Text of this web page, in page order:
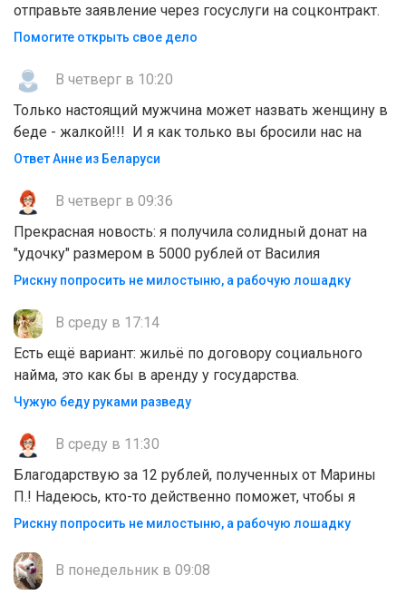
отправьте заявление через госуслуги на соцконтракт.
Помогите открыть свое дело
В четверг в 10:20
Только настоящий мужчина может назвать женщину в
беде - жалкой!!! И я как только вы бросили нас на
Ответ Анне из Беларуси
В четверг в 09:36
Прекрасная новость: я получила солидный донат на
"удочку" размером в 5000 рублей от Василия
Рискну попросить не милостыню, а рабочую лошадку
В среду в 17:14
Есть ещё вариант: жильё по договору социального
найма, это как бы в аренду у государства.
Чужую беду руками разведу
В среду в 11:30
Благодарствую за 12 рублей, полученных от Марины
П.! Надеюсь, кто-то действенно поможет, чтобы я
Рискну попросить не милостыню, а рабочую лошадку
В понедельник в 09:08